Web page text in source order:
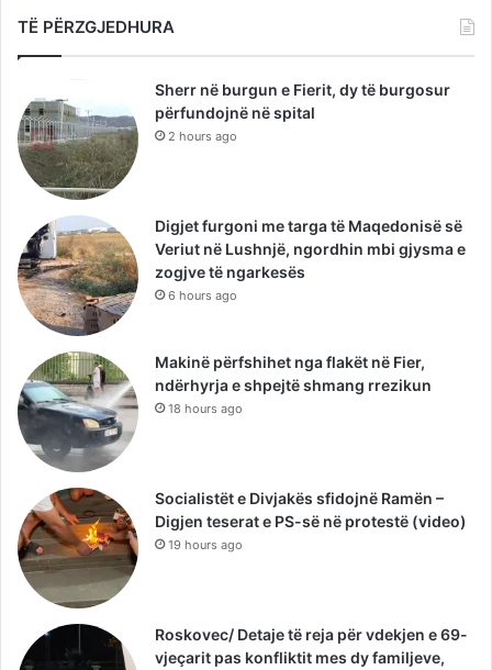
TË PËRZGJEDHURA
Sherr në burgun e Fierit, dy të burgosur
përfundojnë në spital
2 hours ago
Digjet furgoni me targa të Maqedonisë së
Veriut në Lushnjë, ngordhin mbi gjysma e
zogjve të ngarkesës
6 hours ago
Makinë përfshihet nga flakët në Fier,
ndërhyrja e shpejtë shmang rrezikun
18 hours ago
Socialistët e Divjakës sfidojnë Ramën –
Digjen teserat e PS-së në protestë (video)
19 hours ago
Roskovec/ Detaje të reja për vdekjen e 69-
vjeçarit pas konfliktit mes dy familjeve,